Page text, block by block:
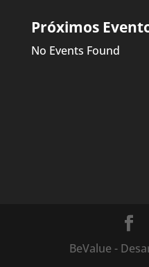
Próximos
No Events Found
BeValue -